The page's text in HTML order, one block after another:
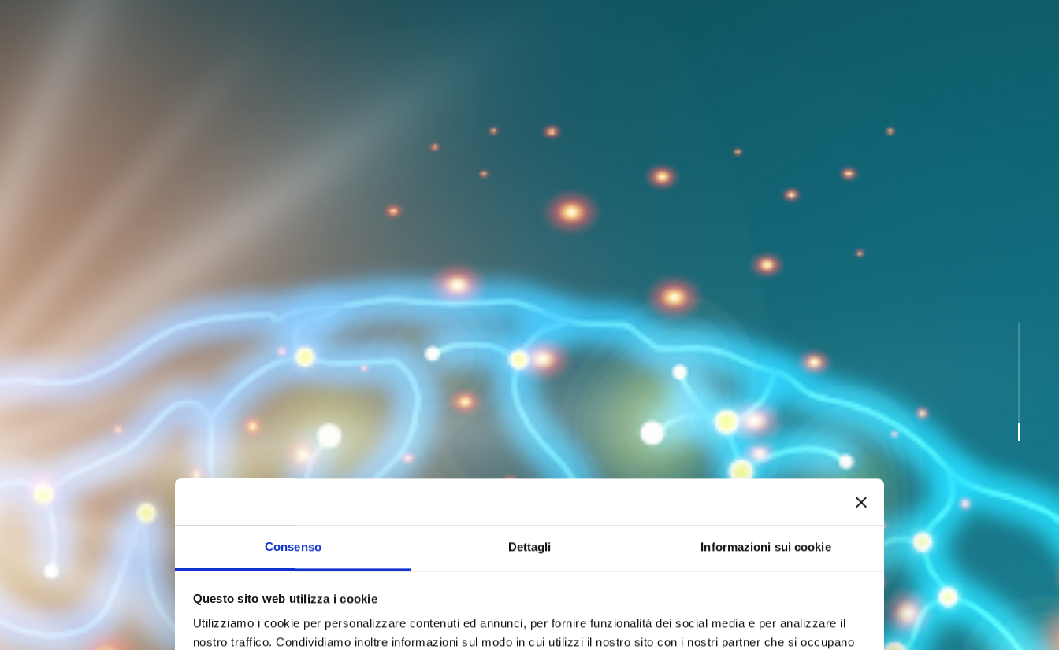
Consenso Dettagli Informazioni sui cookie
Questo sito web utilizza i cookie
Utilizziamo i cookie per personalizzare contenuti ed annunci, per fornire funzionalità dei social media e per analizzare il
nostro traffico. Condividiamo inoltre informazioni sul modo in cui utilizzi il nostro sito con i nostri partner che si occupano